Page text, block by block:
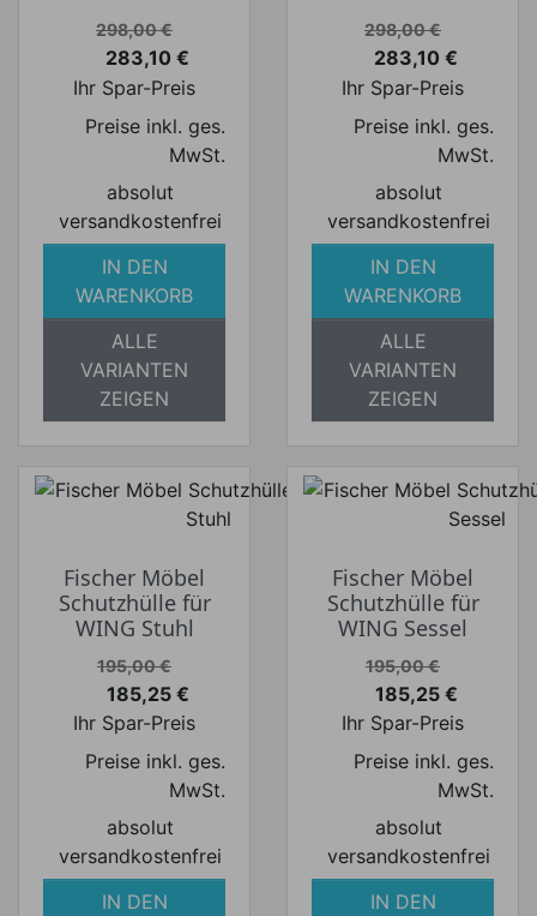
Verkaufspreis
298,00 €
Preis
283,10 €
Ihr Spar-Preis
Preise inkl. ges.
MwSt.
absolut
versandkostenfrei
IN DEN
WARENKORB
ALLE
VARIANTEN
ZEIGEN
Verkaufspreis
298,00 €
Preis
283,10 €
Ihr Spar-Preis
Preise inkl. ges.
MwSt.
absolut
versandkostenfrei
IN DEN
WARENKORB
ALLE
VARIANTEN
ZEIGEN
Fischer Möbel
Schutzhülle für
WING Stuhl
Verkaufspreis
195,00 €
Preis
185,25 €
Ihr Spar-Preis
Preise inkl. ges.
MwSt.
absolut
versandkostenfrei
IN DEN
Fischer Möbel
Schutzhülle für
WING Sessel
Verkaufspreis
195,00 €
Preis
185,25 €
Ihr Spar-Preis
Preise inkl. ges.
MwSt.
absolut
versandkostenfrei
IN DEN